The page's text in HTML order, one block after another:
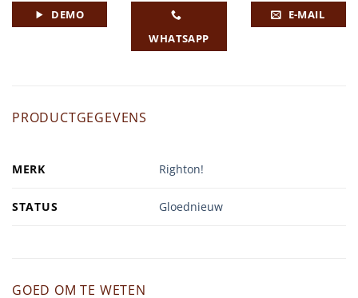
DEMO
WHATSAPP
E-MAIL
PRODUCTGEGEVENS
MERK Righton!
STATUS Gloednieuw
GOED OM TE WETEN